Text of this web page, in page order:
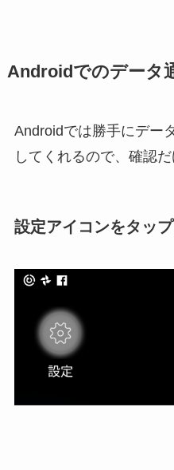
Androidでのデータ
Androidでは勝手にデー
してくれるので、確認だ
設定アイコンをタッ